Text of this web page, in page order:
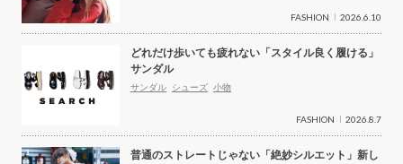
FASHION 2026.6.10
どれだけ歩いても疲れない「スタイル良く履ける」
サンダル
サンダル シューズ 小物
FASHION 2026.8.7
普通のストレートじゃない「絶妙シルエット」新し